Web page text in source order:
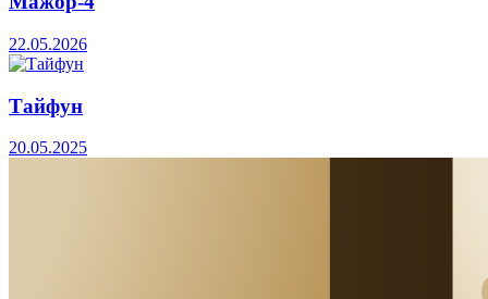
22.05.2026
Тайфун
20.05.2025